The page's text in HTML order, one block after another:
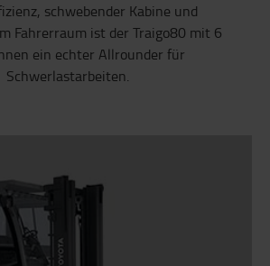
schwebender Kabine und
Fahrerraum ist der Traigo80 mit 6
ein echter Allrounder für
Schwerlastarbeiten.